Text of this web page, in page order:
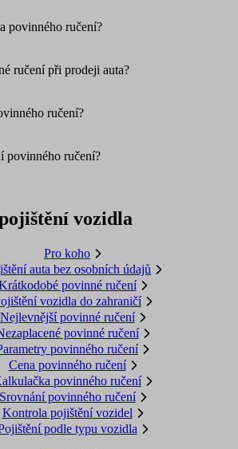
povinného ručení?
ručení při prodeji auta?
ručení?
povinného ručení?
vozidla
Pro koho
auta bez osobních údajů
povinné ručení
vozidla do zahraničí
Nejlevnější povinné ručení
povinné ručení
povinného ručení
Cena povinného ručení
povinného ručení
Srovnání povinného ručení
Kontrola pojištění vozidel
podle typu vozidla